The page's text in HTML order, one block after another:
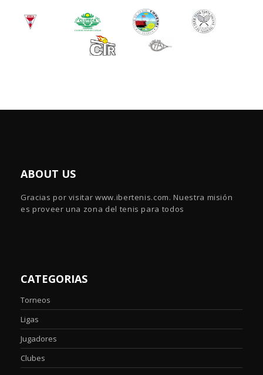
ABOUT US
Gracias por visitar www.ibertenis.com. Nuestra misión
es proveer una zona del tenis para todos
CATEGORIAS
Torneos
Ligas
Jugadores
Clubes